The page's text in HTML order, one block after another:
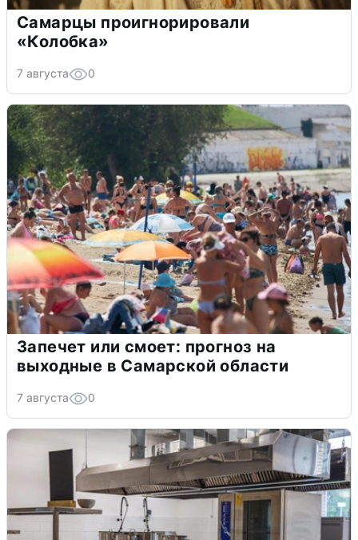
Самарцы проигнорировали
«Колобка»
7 августа 0
Запечет или смоет: прогноз на
выходные в Самарской области
7 августа 0